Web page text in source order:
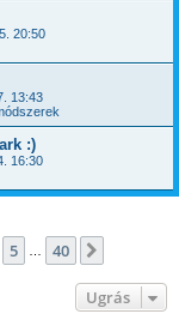
20:50
13:43
:)
16:30
5 40
Ugrás